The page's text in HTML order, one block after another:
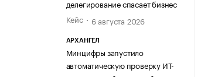
делегирование спасает бизнес
Кейс
6 августа 2026
АРХАНГЕЛ
Минцифры запустило
автоматическую проверку ИТ-